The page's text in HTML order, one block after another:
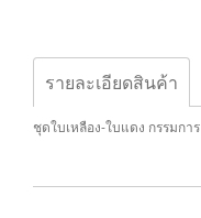
รายละเอียดสินค้า
ชุดใบเหลือง-ใบแดง กรรมการ